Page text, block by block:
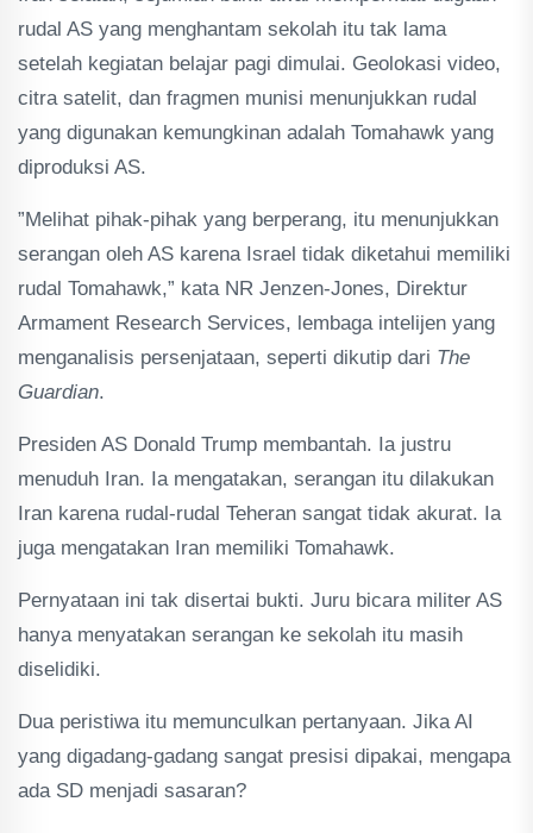
rudal AS yang menghantam sekolah itu tak lama
setelah kegiatan belajar pagi dimulai. Geolokasi video,
citra satelit, dan fragmen munisi menunjukkan rudal
yang digunakan kemungkinan adalah Tomahawk yang
diproduksi AS.
”Melihat pihak-pihak yang berperang, itu menunjukkan
serangan oleh AS karena Israel tidak diketahui memiliki
rudal Tomahawk,” kata NR Jenzen-Jones, Direktur
Armament Research Services, lembaga intelijen yang
menganalisis persenjataan, seperti dikutip dari The
Guardian.
Presiden AS Donald Trump membantah. Ia justru
menuduh Iran. Ia mengatakan, serangan itu dilakukan
Iran karena rudal-rudal Teheran sangat tidak akurat. Ia
juga mengatakan Iran memiliki Tomahawk.
Pernyataan ini tak disertai bukti. Juru bicara militer AS
hanya menyatakan serangan ke sekolah itu masih
diselidiki.
Dua peristiwa itu memunculkan pertanyaan. Jika AI
yang digadang-gadang sangat presisi dipakai, mengapa
ada SD menjadi sasaran?